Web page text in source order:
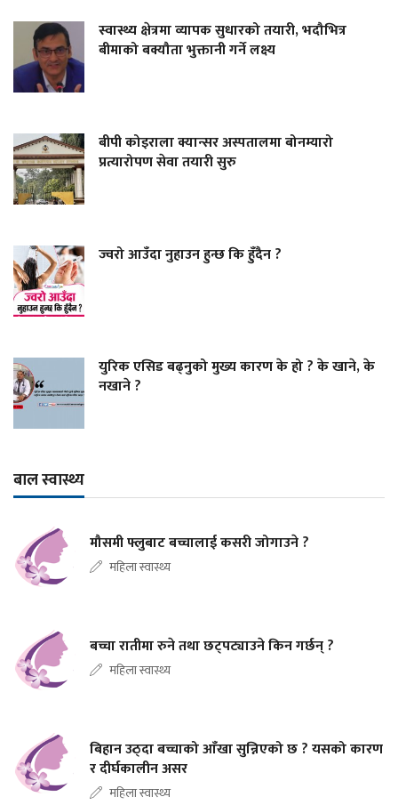
स्वास्थ्य क्षेत्रमा व्यापक सुधारको तयारी, भदौभित्र
बीमाको बक्यौता भुक्तानी गर्ने लक्ष्य
बीपी कोइराला क्यान्सर अस्पतालमा बोनम्यारो
प्रत्यारोपण सेवा तयारी सुरु
ज्वरो आउँदा नुहाउन हुन्छ कि हुँदैन ?
युरिक एसिड बढ्नुको मुख्य कारण के हो ? के खाने, के
नखाने ?
बाल स्वास्थ्य
मौसमी फ्लुबाट बच्चालाई कसरी जोगाउने ?
महिला स्वास्थ्य
बच्चा रातीमा रुने तथा छट्पट्याउने किन गर्छन् ?
महिला स्वास्थ्य
बिहान उठ्दा बच्चाको आँखा सुन्निएको छ ? यसको कारण
र दीर्घकालीन असर
महिला स्वास्थ्य